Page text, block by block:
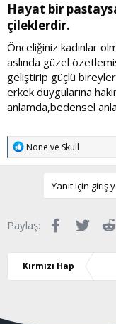
Hayat bir
çileklerdir.​
Önceliğiniz kadınlar
aslında güzel
geliştirip güçlü
erkek duygularına
anlamda,bedensel
T
p
r
None ve Skull
Yanıt için giriş
Paylaş: Facebook
Kırmızı Hap